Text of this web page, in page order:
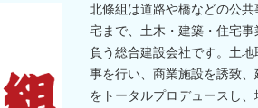
北條組は道路や橋などの公共
宅まで、土木・建築・住宅事
負う総合建設会社です。土
事を行い、商業施設を誘致
をトータルプロデュースし